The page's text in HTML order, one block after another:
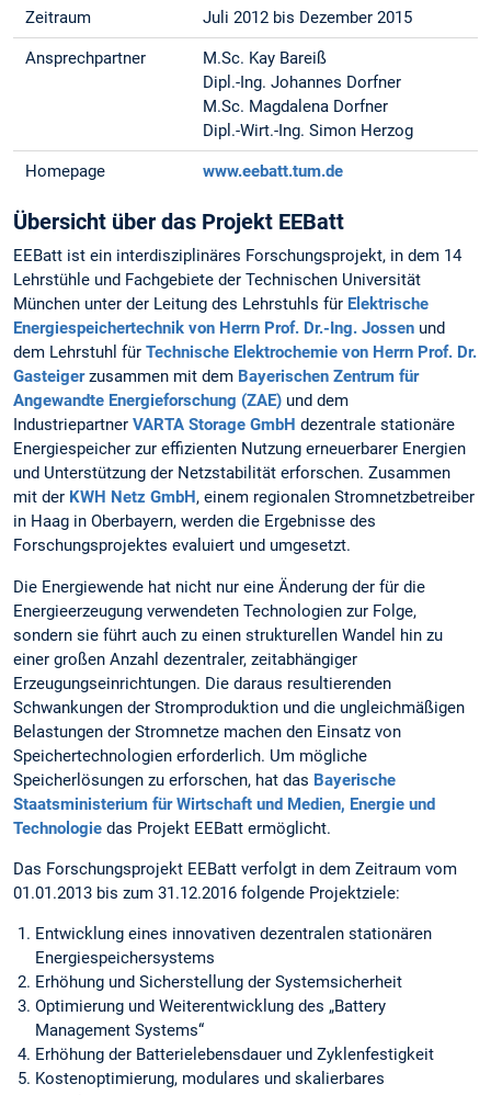
Zeitraum Juli 2012 bis Dezember 2015
Ansprechpartner
M.Sc. Kay Bareiß
Dipl.-Ing. Johannes Dorfner
M.Sc. Magdalena Dorfner
Dipl.-Wirt.-Ing. Simon Herzog
Homepage www.eebatt.tum.de
Übersicht über das Projekt EEBatt
EEBatt ist ein interdisziplinäres Forschungsprojekt, in dem 14
Lehrstühle und Fachgebiete der Technischen Universität
München unter der Leitung des Lehrstuhls für Elektrische
Energiespeichertechnik von Herrn Prof. Dr.-Ing. Jossen und
dem Lehrstuhl für Technische Elektrochemie von Herrn Prof. Dr.
Gasteigerzusammen mit dem Bayerischen Zentrum für
Angewandte Energieforschung (ZAE) und dem
Industriepartner VARTA Storage GmbH dezentrale stationäre
Energiespeicher zur effizienten Nutzung erneuerbarer Energien
und Unterstützung der Netzstabilität erforschen. Zusammen
mit der KWH Netz GmbH , einem regionalen Stromnetzbetreiber
in Haag in Oberbayern, werden die Ergebnisse des
Forschungsprojektes evaluiert und umgesetzt.
Die Energiewende hat nicht nur eine Änderung der für die
Energieerzeugung verwendeten Technologien zur Folge,
sondern sie führt auch zu einen strukturellen Wandel hin zu
einer großen Anzahl dezentraler, zeitabhängiger
Erzeugungseinrichtungen. Die daraus resultierenden
Schwankungen der Stromproduktion und die ungleichmäßigen
Belastungen der Stromnetze machen den Einsatz von
Speichertechnologien erforderlich. Um mögliche
Speicherlösungen zu erforschen, hat das Bayerische
Staatsministerium für Wirtschaft und Medien, Energie und
Technologie das Projekt EEBatt ermöglicht.
Das Forschungsprojekt EEBatt verfolgt in dem Zeitraum vom
01.01.2013 bis zum 31.12.2016 folgende Projektziele:
Entwicklung eines innovativen dezentralen stationären
Energiespeichersystems
Erhöhung und Sicherstellung der Systemsicherheit
Optimierung und Weiterentwicklung des „Battery
Management Systems“
Erhöhung der Batterielebensdauer und Zyklenfestigkeit
Kostenoptimierung, modulares und skalierbares